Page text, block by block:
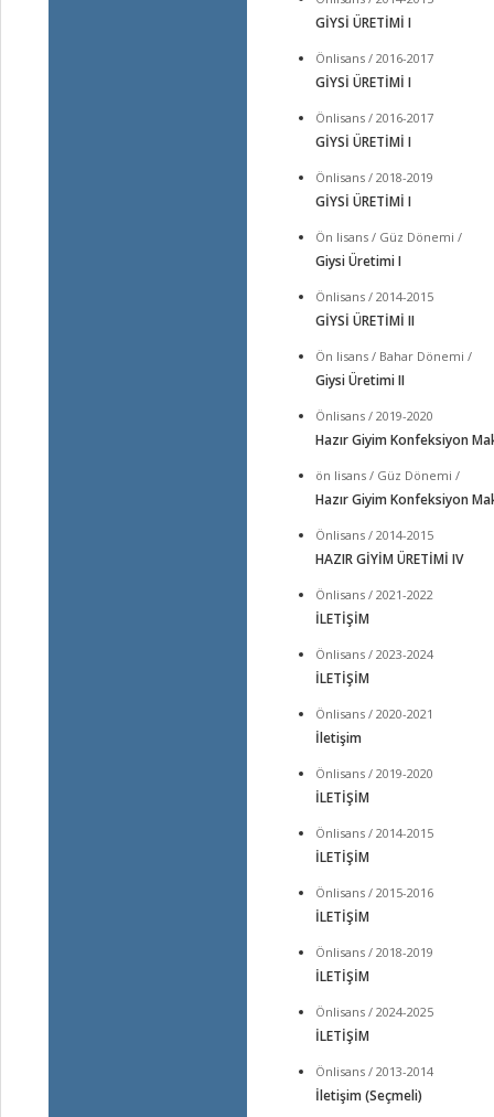
GİYSİ ÜRETİMİ I
Önlisans / 2016-2017
GİYSİ ÜRETİMİ I
Önlisans / 2016-2017
GİYSİ ÜRETİMİ I
Önlisans / 2018-2019
GİYSİ ÜRETİMİ I
Ön lisans / Güz Dönemi /
Giysi Üretimi I
Önlisans / 2014-2015
GİYSİ ÜRETİMİ II
Ön lisans / Bahar Dönemi /
Giysi Üretimi II
Önlisans / 2019-2020
Hazır Giyim Konfeksiyon
ön lisans / Güz Dönemi /
Hazır Giyim Konfeksiyon
Önlisans / 2014-2015
HAZIR GİYİM ÜRETİMİ IV
Önlisans / 2021-2022
İLETİŞİM
Önlisans / 2023-2024
İLETİŞİM
Önlisans / 2020-2021
İletişim
Önlisans / 2019-2020
İLETİŞİM
Önlisans / 2014-2015
İLETİŞİM
Önlisans / 2015-2016
İLETİŞİM
Önlisans / 2018-2019
İLETİŞİM
Önlisans / 2024-2025
İLETİŞİM
Önlisans / 2013-2014
İletişim (Seçmeli)